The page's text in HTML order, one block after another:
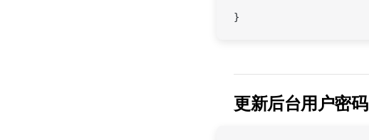
}
更新后台用户密码